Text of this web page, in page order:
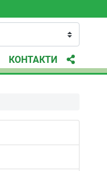
КОНТАКТИ